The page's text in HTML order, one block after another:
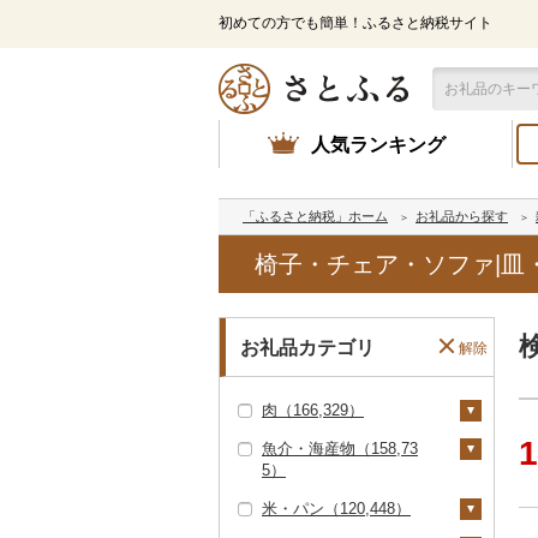
初めての方でも簡単！ふるさと納税サイト
人気ランキング
「ふるさと納税」ホーム お礼品から探す
椅子・チェア・ソファ|皿
お礼品カテゴリ 解除
肉（166,329）
牛肉（精肉）（89,05
ステーキ（27,585）
牛肉（加工品）（30,0
魚介・海産物（158,73
5）
カニ（16,685）
米・パン（120,448）